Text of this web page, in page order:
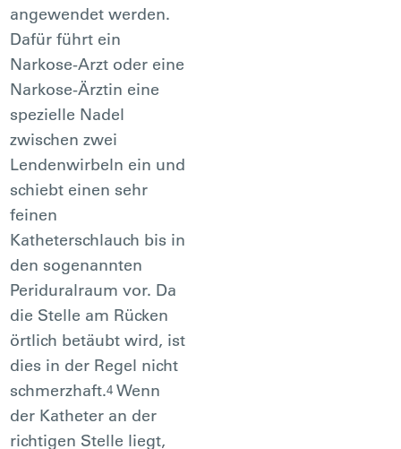
angewendet werden.
Dafür führt ein
Narkose-Arzt oder eine
Narkose-Ärztin eine
spezielle Nadel
zwischen zwei
Lendenwirbeln ein und
schiebt einen sehr
feinen
Katheterschlauch bis in
den sogenannten
Periduralraum vor. Da
die Stelle am Rücken
örtlich betäubt wird, ist
dies in der Regel nicht
schmerzhaft.4 Wenn
der Katheter an der
richtigen Stelle liegt,